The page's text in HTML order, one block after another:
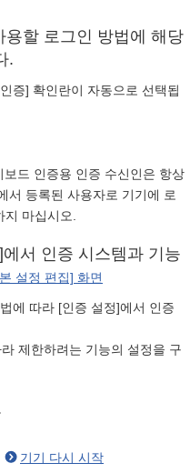
용할 로그인 방법에 해당
.
증] 확인란이 자동으로 선택됩
드 인증용 인증 수신인은 항상
서 등록된 사용자로 기기에 로
마십시오.
서 인증 시스템과 기능
설정 편집] 화면
에 따라 [인증 설정]에서 인증
제한하려는 기능의 설정을 구
기기 다시 시작